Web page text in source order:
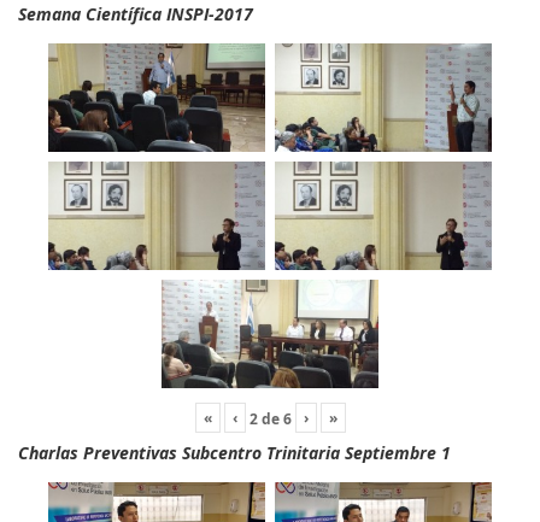
Semana Científica INSPI-2017
« ‹ 2de6 › »
Charlas Preventivas Subcentro Trinitaria Septiembre 1